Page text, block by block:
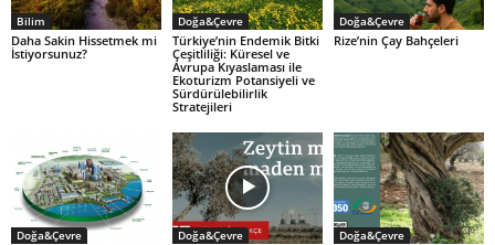
Bilim
Daha Sakin Hissetmek mi
İstiyorsunuz?
Doğa&Çevre
Türkiye’nin Endemik Bitki
Çeşitliliği: Küresel ve
Avrupa Kıyaslaması ile
Ekoturizm Potansiyeli ve
Sürdürülebilirlik
Stratejileri
Doğa&Çevre
Rize’nin Çay Bahçeleri
Doğa&Çevre Doğa&Çevre Doğa&Çevre